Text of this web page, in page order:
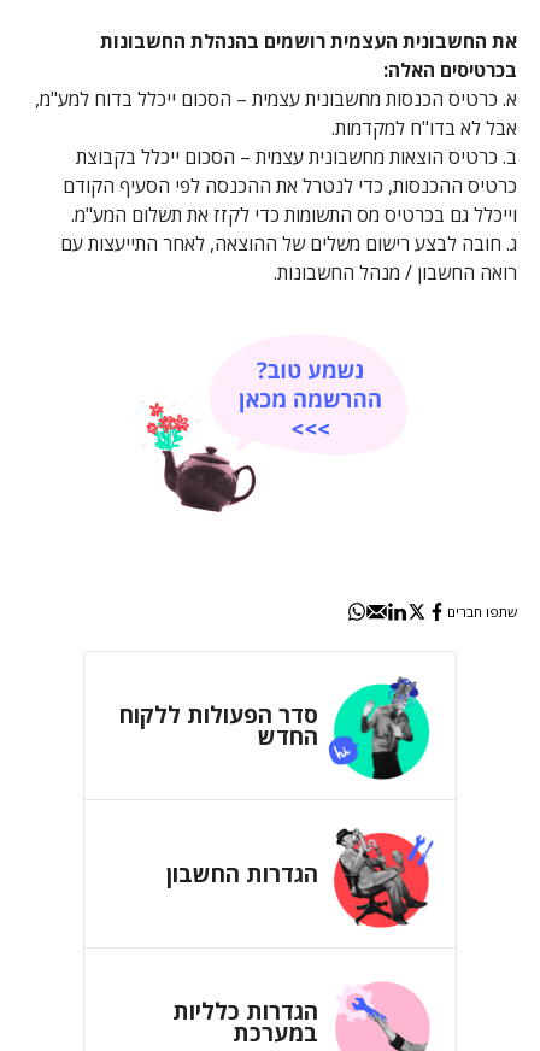
את החשבונית העצמית רושמים בהנהלת החשבונות
בכרטיסים האלה:
א. כרטיס הכנסות מחשבונית עצמית – הסכום ייכלל בדוח למע"מ,
אבל לא בדו"ח למקדמות.
ב. כרטיס הוצאות מחשבונית עצמית – הסכום ייכלל בקבוצת
כרטיס ההכנסות, כדי לנטרל את ההכנסה לפי הסעיף הקודם
וייכלל גם בכרטיס מס התשומות כדי לקזז את תשלום המע"מ.
ג. חובה לבצע רישום משלים של ההוצאה, לאחר התייעצות עם
רואה החשבון / מנהל החשבונות.
שתפו חברים
סדר הפעולות ללקוח
החדש
הגדרות החשבון
הגדרות כלליות
במערכת